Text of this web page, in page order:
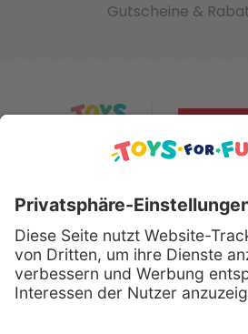
Gutscheine &
Sicher bezahlen